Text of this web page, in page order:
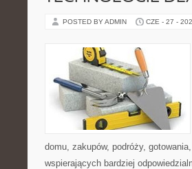
POSTED BY ADMIN CZE - 27 -
domu, zakupów, podróży,
wspierających bardziej